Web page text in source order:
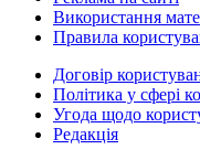
Використання
Правила
Договір
Політика у сфері
Угода щодо
Редакція